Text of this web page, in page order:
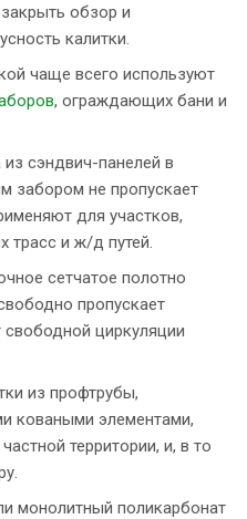
обзор и
калитки.
чаще всего используют
, ограждающих бани и
из сэндвич-панелей в
забором не пропускает
для участков,
и ж/д путей.
сетчатое полотно
пропускает
циркуляции
из профтрубы,
коваными элементами,
территории, и, в то
монолитный поликарбонат